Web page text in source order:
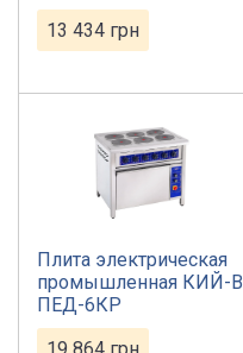
13 434 грн
Плита электрическая
промышленная КИЙ-В
ПЕД-6КР